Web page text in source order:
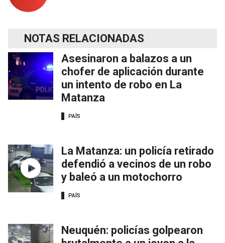
NOTAS RELACIONADAS
Asesinaron a balazos a un
chofer de aplicación durante
un intento de robo en La
Matanza
PAÍS
La Matanza: un policía retirado
defendió a vecinos de un robo
y baleó a un motochorro
PAÍS
Neuquén: policías golpearon